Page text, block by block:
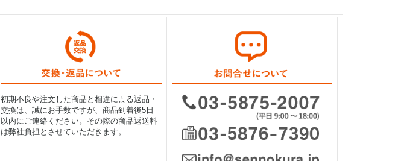
初期不良や注文した商品と相違による返品・
交換は、誠にお手数ですが、商品到着後5日
以内にご連絡ください。その際の商品返送料
は弊社負担とさせていただきます。